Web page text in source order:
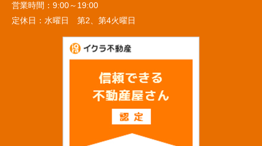
営業時間： 9:00～19:00
定休日： 水曜日 第2、第4火曜日